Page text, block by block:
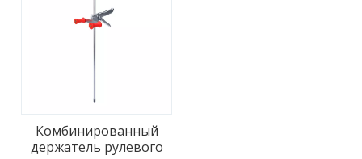
Комбинированный
держатель рулевого